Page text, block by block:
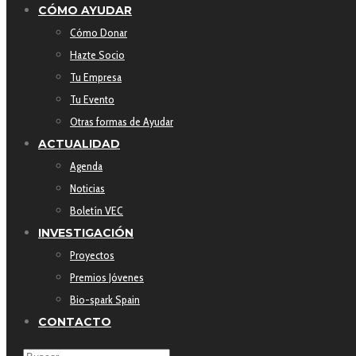
CÓMO AYUDAR
Cómo Donar
Hazte Socio
Tu Empresa
Tu Evento
Otras formas de Ayudar
ACTUALIDAD
Agenda
Noticias
Boletín VEC
INVESTIGACIÓN
Proyectos
Premios Jóvenes
Bio-spark Spain
CONTACTO